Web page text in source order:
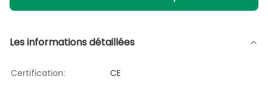
Les informations détaillées
Certification: CE